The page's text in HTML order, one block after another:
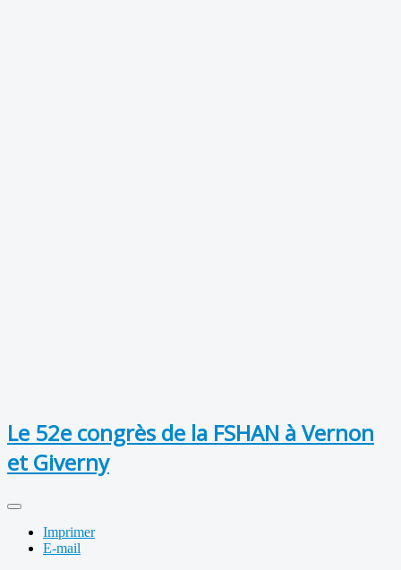
Le 52e congrès de la FSHAN à Vernon
et Giverny
Imprimer
E-mail